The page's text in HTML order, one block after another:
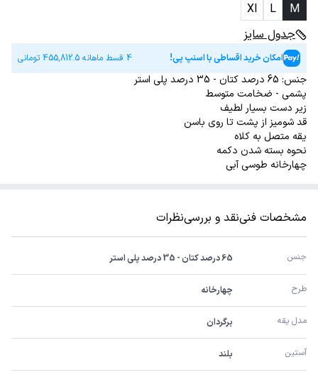
M
L
Xl
جدول سایز
امکان خرید اقساطی با اسنپ پی! 4 قسط ماهانه 455,812.5 تومانی
جنس: 65 درصد کتان - 35 درصد پلی استر
پشمی - ضخامت متوسط
زیر دست بسیار لطیف
قد شومیز از پشت تا روی باسن
یقه متصل به کلاه
نحوه بسته شدن دکمه
چهارخانه طوسی آبی
مشخصات فنینقد و بررسینظرات
جنس 65 درصد کتان - 35 درصد پلی استر
طرح چهارخانه
مدل یقه برگردان
آستین بلند